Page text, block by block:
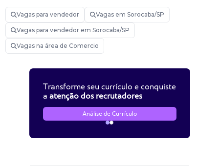
Vagas para vendedor Vagas em Sorocaba/SP
Vagas para vendedor em Sorocaba/SP
Vagas na área de Comercio
Transforme seu currículo e conquiste
a atenção dos recrutadores
Análise de Currículo